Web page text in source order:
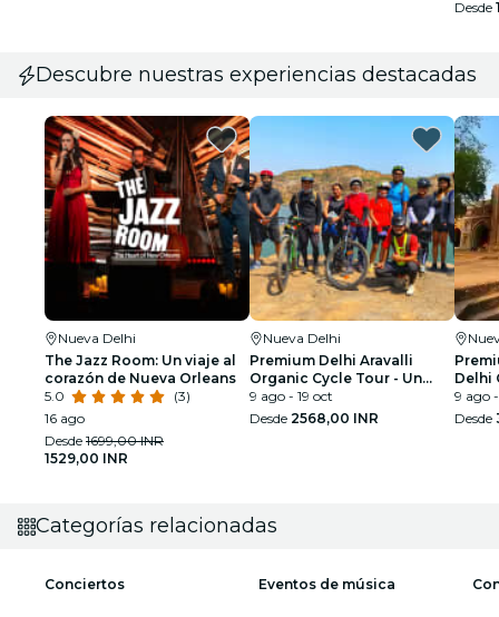
Desde
Descubre nuestras experiencias destacadas
Nueva Delhi
The Jazz Room: Un viaje al
corazón de Nueva Orleans
5.0
(3)
16 ago
Desde 1699,00 INR
1529,00 INR
Nueva Delhi
Premium Delhi Aravalli
Organic Cycle Tour - Un
vistazo a la India real y rural
9 ago - 19 oct
Desde 2568,00 INR
Delhi
9 ago
Desde
Categorías relacionadas
Conciertos Eventos de música